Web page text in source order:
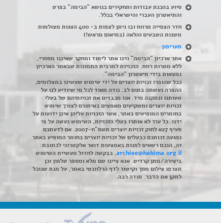
סיוע בהכנת עבודות ותחקירים בנושא "הבימה" בפרט
והתיאטרון העברי והישראלי בכלל.
חדר הצפייה מרווח ובו ניתן לצפות ב- 400 הצגות מצולמות
משנות השבעים והלאה (בתיאום מראש!)
תעריפון
אתר ארכיון "הבימה" הינו אתר לימוד ומחקר שאיננו מסחרי,
ללא מטרות רווח. הזכויות למרבית התמונות שבאתר הארכיון
נמצאות בידי תיאטרון "הבימה".
ככל שהופרו זכויות יוצרים על ידי שימוש שעשינו בתצלומים,
ההפרה נעשתה בתום לב. נודה מאוד לכל מי שיודיע לנו על
טעותנו ונתקנה מיד. אנו מכבדים את זכויותיהם של בעלי
זכויות יוצרים ומשקיעים מאמצים באיתורם לצורך שימוש
בחומרים המופיעים באתר, אשר הזכויות עליהן אינן ידועות על
ידנו. כל עוד לא אותרו בעלי הזכויות, השימוש נעשה על פי
סעיף 27א לחוק זכויות יוצרים תשס"ח-2007. אם לדעתכם
נפגעה זכותכם כבעלים של זכויות יוצרים בחומר המופיע באתר
זה, הנכם רשאים לפנות באמצעות דואר אלקטרוני לכתובת:
archive@habima.org.il, בבקשה לחדול מעשיית השימוש
ביצירה/מתן קרדיט. אנא ציינו שם מלא ומספר טלפון וכן
תצרפו צילום מסך וקישור לדף הרלוונטי באתר, על מנת שנוכל
לתקן את הדבר. תודה רבה.